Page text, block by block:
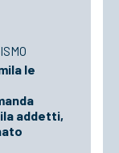
le
addetti,